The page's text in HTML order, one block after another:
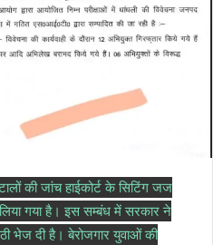
की जांच हाईकोर्ट के सिटिंग जज
गया है। इस सम्बंध में सरकार ने
भेज दी है। बेरोजगार युवाओं की